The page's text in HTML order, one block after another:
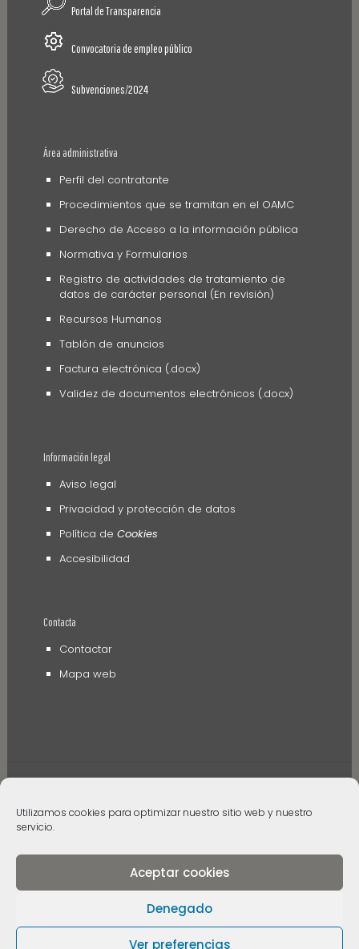
Utilizamos cookies para optimizar nuestro sitio web y nuestro
servicio.
Aceptar cookies
Denegado
Ver preferencias
Portal de Transparencia
Convocatoria de empleo público
Subvenciones/2024
Área administrativa
Perfil del contratante
Procedimientos que se tramitan en el OAMC
Derecho de Acceso a la información pública
Normativa y Formularios
Registro de actividades de tratamiento de
datos de carácter personal (En revisión)
Recursos Humanos
Tablón de anuncios
Factura electrónica (.docx)
Validez de documentos electrónicos (.docx)
Información legal
Aviso legal
Privacidad y protección de datos
Política de Cookies
Accesibilidad
Contacta
Contactar
Mapa web